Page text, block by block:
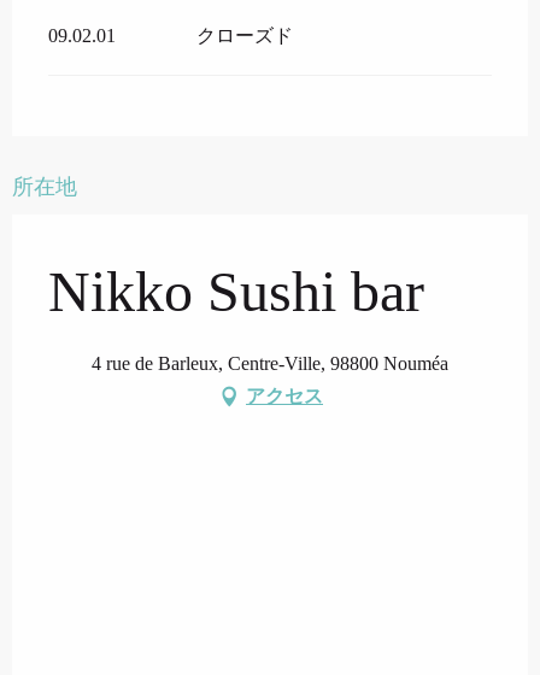
09.02.01 クローズド
所在地
Nikko Sushi bar
4 rue de Barleux, Centre-Ville, 98800 Nouméa
アクセス